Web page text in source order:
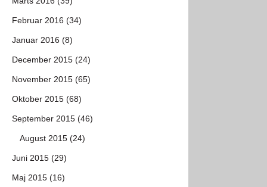
Februar 2016 (34)
Januar 2016 (8)
December 2015 (24)
November 2015 (65)
Oktober 2015 (68)
September 2015 (46)
August 2015 (24)
Juni 2015 (29)
Maj 2015 (16)